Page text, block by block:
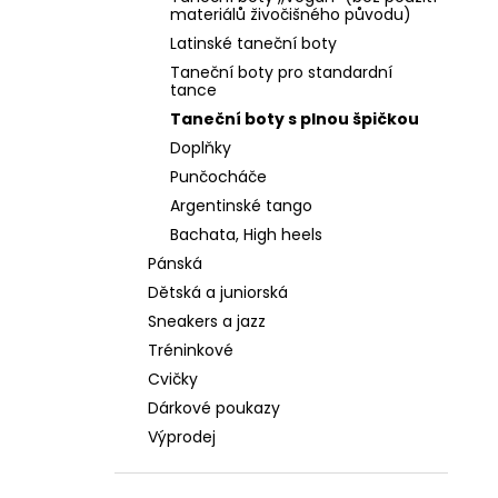
materiálů živočišného původu)
Latinské taneční boty
Taneční boty pro standardní
tance
Taneční boty s plnou špičkou
Doplňky
Punčocháče
Argentinské tango
Bachata, High heels
Pánská
Dětská a juniorská
Sneakers a jazz
Tréninkové
Cvičky
Dárkové poukazy
Výprodej
2 590 Kč